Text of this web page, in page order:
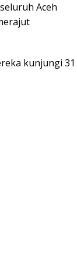
Aceh
kunjungi 31